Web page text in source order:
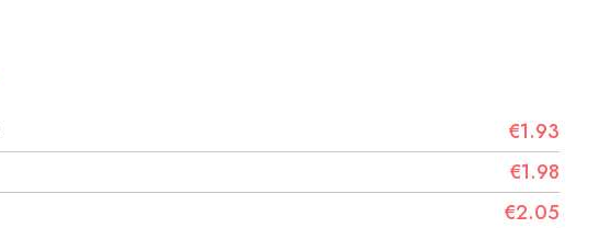
€1.93
€1.98
€2.05